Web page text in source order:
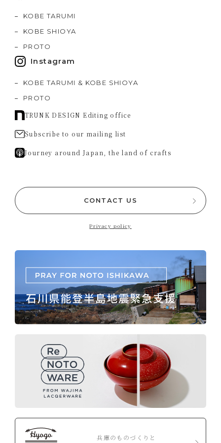
KOBE TARUMI
KOBE SHIOYA
PROTO
Instagram
KOBE TARUMI & KOBE SHIOYA
PROTO
TRUNK DESIGN Editing office
Subscribe to our mailing list
Journey around Japan, the land of crafts
CONTACT US
Privacy policy
兵庫のものづくりと